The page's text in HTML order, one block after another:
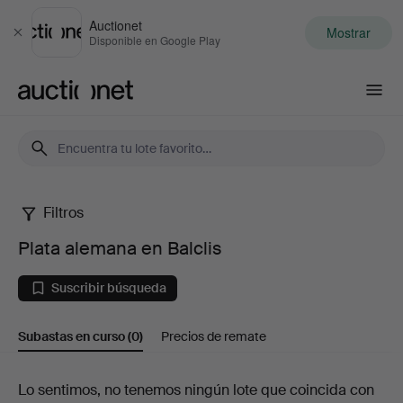
Cerrar
Auctionet
Disponible en Google Play Mostrar
Plata
alemana
en
Balclis
Filtros
Plata alemana en Balclis
Suscribir búsqueda
Subastas en curso(0) Precios de remate
Subastas
Lo sentimos, no tenemos ningún lote que coincida con